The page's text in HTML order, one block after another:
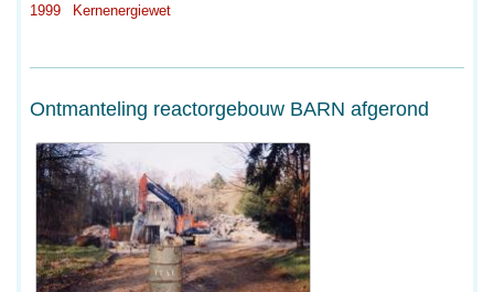
1999
Kernenergiewet
Ontmanteling reactorgebouw BARN afgerond